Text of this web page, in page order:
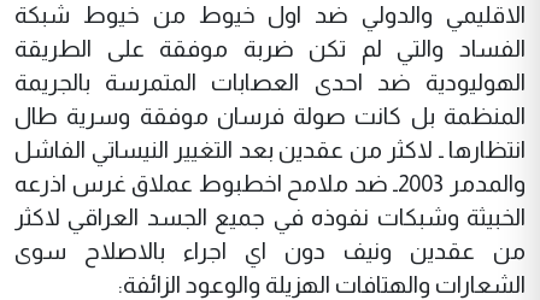
الاقليمي والدولي ضد اول خيوط من خيوط شبكة
الفساد والتي لم تكن ضربة موفقة على الطريقة
الهوليودية ضد احدى العصابات المتمرسة بالجريمة
المنظمة بل كانت صولة فرسان موفقة وسرية طال
انتظارها ـ لاكثر من عقدين بعد التغيير النيساتي الفاشل
والمدمر 2003ـ ضد ملامح اخطبوط عملاق غرس اذرعه
الخبيثة وشبكات نفوذه في جميع الجسد العراقي لاكثر
من عقدين ونيف دون اي اجراء بالاصلاح سوى
الشعارات والهتافات الهزيلة والوعود الزائفة: